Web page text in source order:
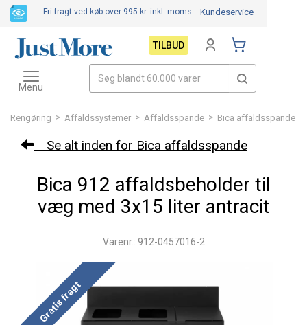
Rengøring > Affaldssystemer > Affaldsspande > Bica affaldsspande
Se alt inden for Bica affaldsspande
Bica 912 affaldsbeholder til
væg med 3x15 liter antracit
Varenr.: 912-0457016-2
Gratis fragt
Fri fragt ved køb over 995 kr. inkl. moms Kundeservice
TILBUD
Toggle
navigation
Menu